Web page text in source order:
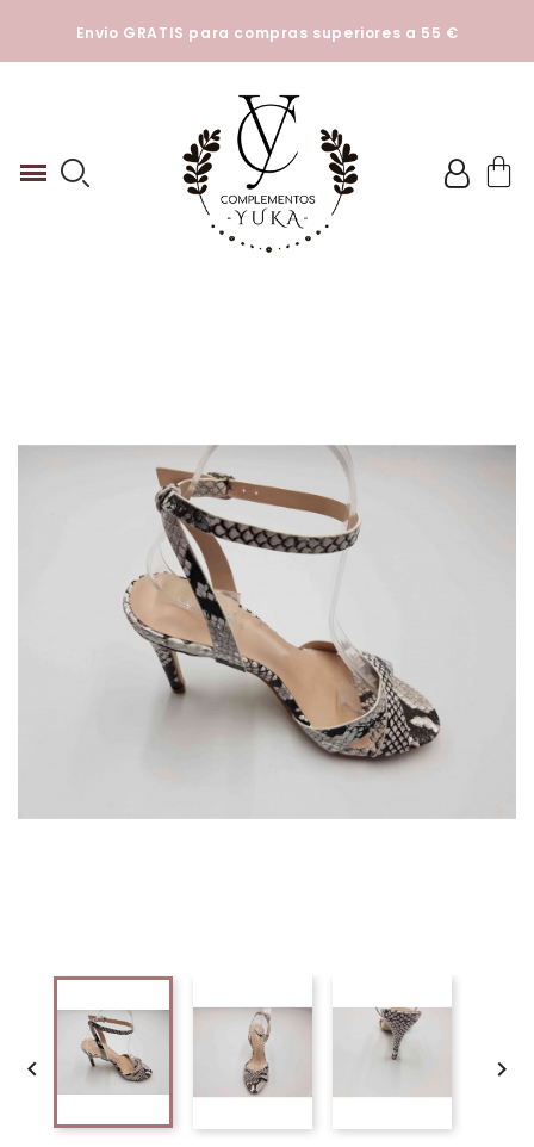
podamos mejorar su experiencia en nuestros sitios.
VerPolitica de cookies
Envio GRATIS para compras superiores a 55 €
 